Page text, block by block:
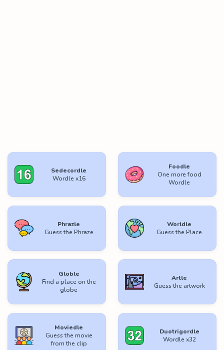
Sedecordle
Wordle x16
Foodle
One more food
Wordle
Phrazle
Guess the Phraze
Worldle
Guess the Place
Globle
Find a place on the
globe
Artle
Guess the artwork
Moviedle
Guess the movie
from the clip
Duotrigordle
Wordle x32